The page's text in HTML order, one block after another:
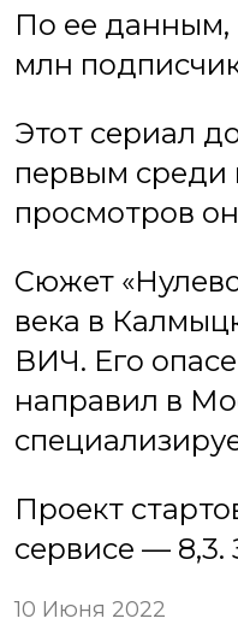
По ее данным,
млн
Этот сериал
первым среди
просмотров
Сюжет
века в
ВИЧ. Его
направил в
Проект
сервисе — 8,3.
10 Июня 2022